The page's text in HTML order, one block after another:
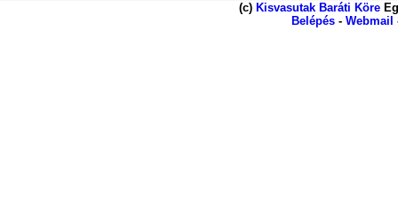
(c) Kisvasutak Baráti Köre
Belépés - Webmail